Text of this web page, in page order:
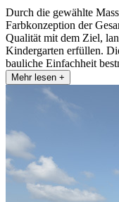
Durch die gewählte
Farbkonzeption der
Qualität mit dem Ziel,
Kindergarten erfüllen.
bauliche Einfachheit
Mehr lesen +